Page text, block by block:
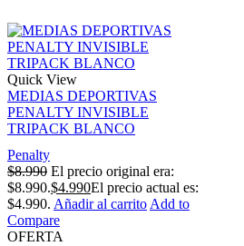
Quick View
MEDIAS DEPORTIVAS
PENALTY INVISIBLE
TRIPACK BLANCO
Penalty
$8.990 El precio original era:
$8.990.$4.990El precio actual es:
$4.990. Añadir al carrito Add to
Compare
OFERTA